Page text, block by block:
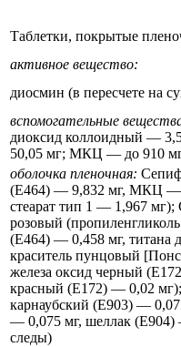
Таблетки, покрытые
активное вещество:
диосмин (в пересчете на
вспомогательные
диоксид коллоидный —
50,05 мг; МКЦ — до 910
оболочка пленочная:
(Е464) — 9,832 мг, МКЦ —
стеарат тип 1 — 1,967
розовый
(Е464) — 0,458 мг, титана
краситель пунцовый
железа оксид черный
красный (Е172) — 0,02
карнаубский (Е903) —
— 0,075 мг, шеллак (Е904)
следы)